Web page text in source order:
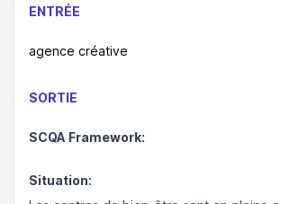
ENTRÉE
agence créative
SORTIE
SCQA Framework:
Situation: